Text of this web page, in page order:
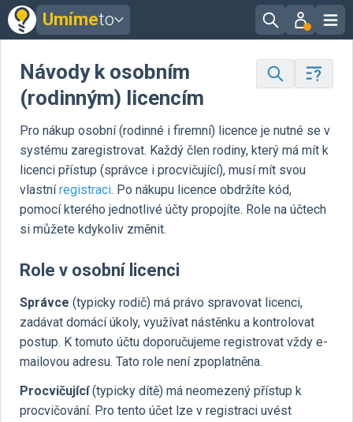
Umímeto
Návody k osobním
(rodinným) licencím
Pro nákup osobní (rodinné i firemní) licence je nutné se v
systému zaregistrovat. Každý člen rodiny, který má mít k
licenci přístup (správce i procvičující), musí mít svou
vlastníregistraci. Po nákupu licence obdržíte kód,
pomocí kterého jednotlivé účty propojíte. Role na účtech
si můžete kdykoliv změnit.
Role v osobní licenci
Správce (typicky rodič) má právo spravovat licenci,
zadávat domácí úkoly, využívat nástěnku a kontrolovat
postup. K tomuto účtu doporučujeme registrovat vždy e-
mailovou adresu. Tato role není zpoplatněna.
Procvičující(typicky dítě) má neomezený přístup k
procvičování. Pro tento účet lze v registraci uvést